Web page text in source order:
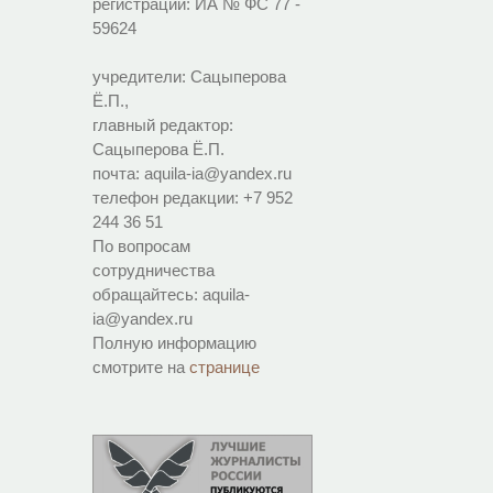
регистрации: ИА № ФС 77 -
59624
учредители: Сацыперова
Ё.П.,
главный редактор:
Сацыперова Ё.П.
почта: aquila-ia@yandex.ru
телефон редакции: +7 952
244 36 51
По вопросам
сотрудничества
обращайтесь: aquila-
ia@yandex.ru
Полную информацию
смотрите настранице